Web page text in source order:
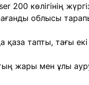
көлігінің
облысы
тапты, тағы
жары мен ұлы